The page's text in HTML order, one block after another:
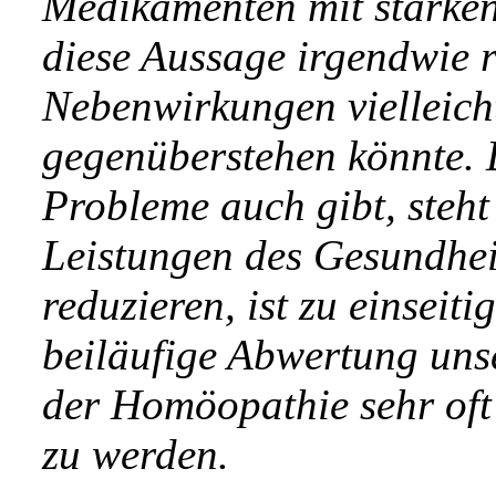
diese Aussage
Nebenwirkungen
gegenüberstehen
Probleme auch gibt,
Leistungen des
reduzieren, ist zu
beiläufige Abwertung
der Homöopathie sehr
zu werden.